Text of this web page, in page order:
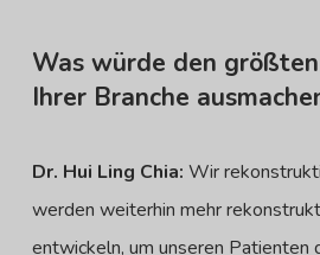
Was würde den
Ihrer Branche
Dr. Hui Ling Chia: Wir
werden weiterhin mehr
entwickeln, um unseren Patienten